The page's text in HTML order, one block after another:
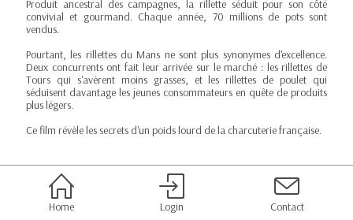
Produit ancestral des campagnes, la rillette séduit pour son côté
convivial et gourmand. Chaque année, 70 millions de pots sont
vendus.
Pourtant, les rillettes du Mans ne sont plus synonymes d'excellence.
Deux concurrents ont fait leur arrivée sur le marché : les rillettes de
Tours qui s'avèrent moins grasses, et les rillettes de poulet qui
séduisent davantage les jeunes consommateurs en quête de produits
plus légers.
Ce film révèle les secrets d'un poids lourd de la charcuterie française.
Home Login Contact